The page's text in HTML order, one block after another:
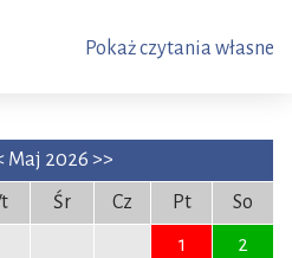
Pokaż czytania własne
Maj 2026 >>
Śr Cz Pt
So
1
2